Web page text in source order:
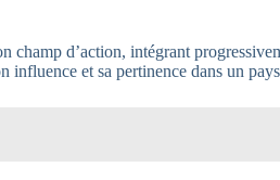
d’action, intégrant
et sa pertinence dans un